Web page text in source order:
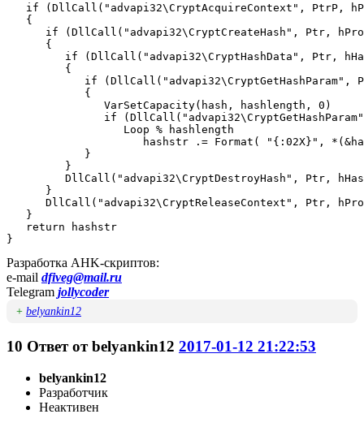
if (DllCall("advapi32\CryptAcquireContext", PtrP,
   {
if (DllCall("advapi32\CryptCreateHash", Ptr,
      {
if (DllCall("advapi32\CryptHashData", Ptr,
         {
if (DllCall("advapi32\CryptGetHashParam",
            {
               VarSetCapacity(hash, hashlength, 0)
if
                  Loop % hashlength
hashstr .= Format( "{:02X}",
            }
         }
DllCall("advapi32\CryptDestroyHash", Ptr,
      }
DllCall("advapi32\CryptReleaseContext", Ptr,
   }
   return hashstr
}
Разработка AHK-скриптов:
e-mail dfiveg@mail.ru
Telegram jollycoder
+ belyankin12
10 Ответ отbelyankin12 2017-01-12 21:22:53
belyankin12
Разработчик
Неактивен